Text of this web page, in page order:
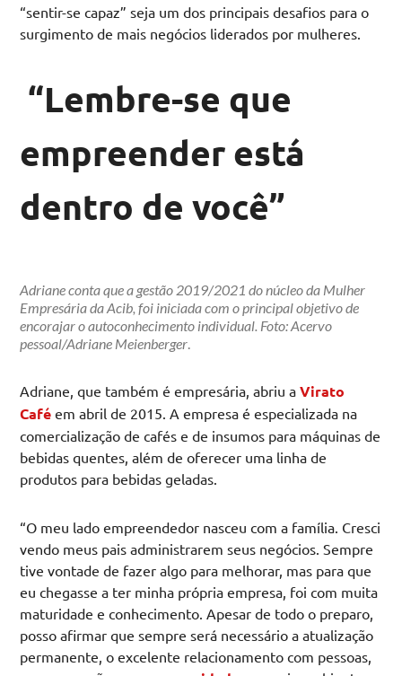
“sentir-se capaz” seja um dos principais desafios para o
surgimento de mais negócios liderados por mulheres.
“Lembre-se que
empreender está
dentro de você”
Adriane conta que a gestão 2019/2021 do núcleo da Mulher
Empresária da Acib, foi iniciada com o principal objetivo de
encorajar o autoconhecimento individual. Foto: Acervo
pessoal/Adriane Meienberger
Adriane, que também é empresária, abriu aVirato
Café em abril de 2015. A empresa é especializada na
comercialização de cafés e de insumos para máquinas de
bebidas quentes, além de oferecer uma linha de
produtos para bebidas geladas.
“O meu lado empreendedor nasceu com a família. Cresci
vendo meus pais administrarem seus negócios. Sempre
tive vontade de fazer algo para melhorar, mas para que
eu chegasse a ter minha própria empresa, foi com muita
maturidade e conhecimento. Apesar de todo o preparo,
posso afirmar que sempre será necessário a atualização
permanente, o excelente relacionamento com pessoas,